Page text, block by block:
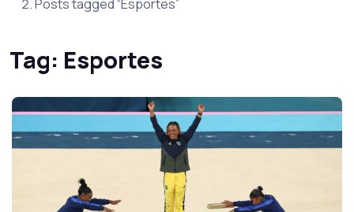
Posts tagged “Esportes”
Tag: Esportes